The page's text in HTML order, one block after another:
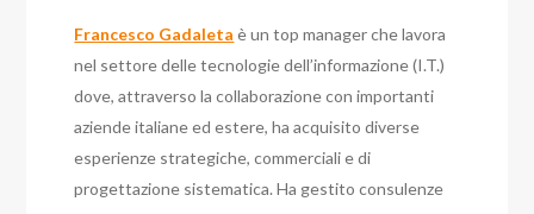
Francesco Gadaleta è un top manager che lavora
nel settore delle tecnologie dell’informazione (I.T.)
dove, attraverso la collaborazione con importanti
aziende italiane ed estere, ha acquisito diverse
esperienze strategiche, commerciali e di
progettazione sistematica. Ha gestito consulenze